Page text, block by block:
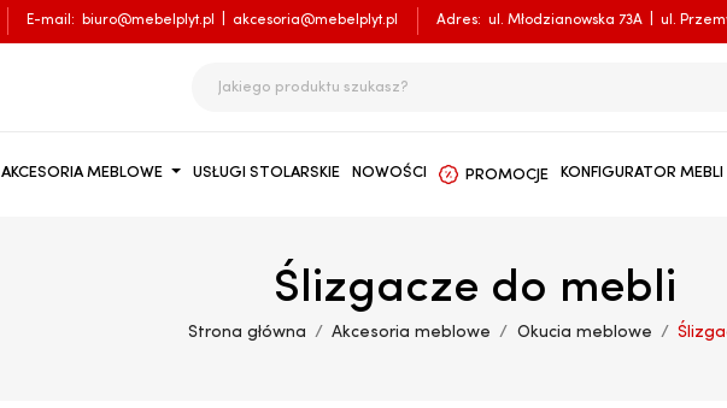
E-mail: biuro@mebelplyt.pl akcesoria@mebelplyt.pl Adres: ul. Młodzianowska 73A ul.
AKCESORIA MEBLOWE USŁUGI STOLARSKIE NOWOŚCI PROMOCJE KONFIGURATOR MEBLI
Ślizgacze do mebli
Strona główna Akcesoria meblowe Okucia meblowe